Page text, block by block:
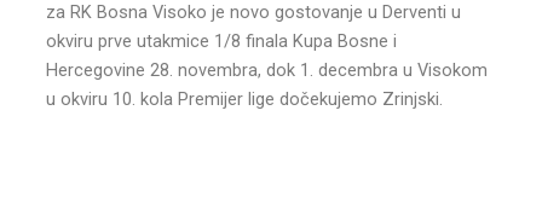
za RK Bosna Visoko je novo gostovanje u Derventi u
okviru prve utakmice 1/8 finala Kupa Bosne i
Hercegovine 28. novembra, dok 1. decembra u Visokom
u okviru 10. kola Premijer lige dočekujemo Zrinjski.